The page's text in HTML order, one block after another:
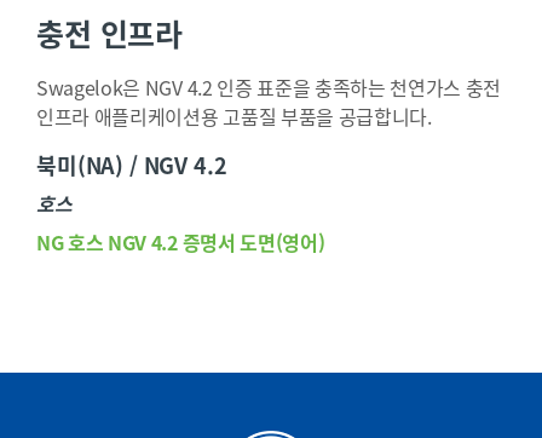
충전 인프라
Swagelok은 NGV 4.2 인증 표준을 충족하는 천연가스 충전
인프라 애플리케이션용 고품질 부품을 공급합니다.
북미(NA) / NGV 4.2
호스
NG 호스 NGV 4.2 증명서 도면(영어)